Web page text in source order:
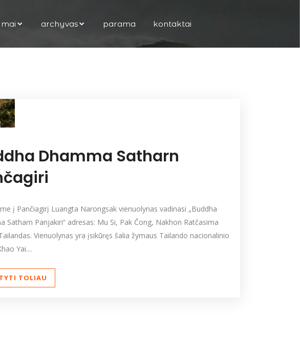
archyvas parama kontaktai
Dhamma Satharn
į Pančiagirį Luangta Narongsak vienuolynas vadinasi „Buddha
Satharn Panjakiri“ adresas: Mu Si, Pak Čong, Nakhon Ratčasima
Vienuolynas yra įsikūręs šalia žymaus Tailando nacionalinio
Yai....
TOLIAU